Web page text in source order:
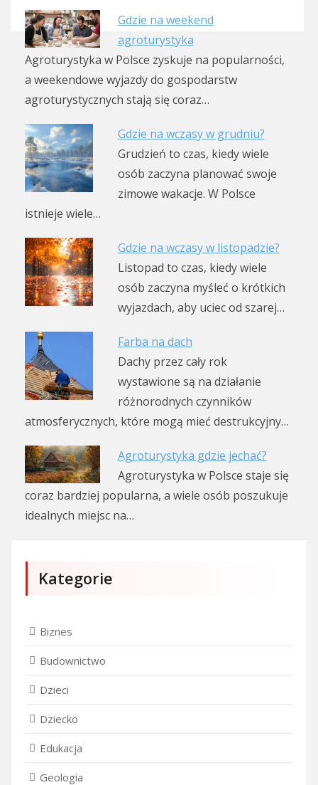
Gdzie na weekend
agroturystyka
Agroturystyka w Polsce zyskuje na popularności,
a weekendowe wyjazdy do gospodarstw
agroturystycznych stają się coraz…
Gdzie na wczasy w grudniu?
Grudzień to czas, kiedy wiele
osób zaczyna planować swoje
zimowe wakacje. W Polsce
istnieje wiele…
Gdzie na wczasy w listopadzie?
Listopad to czas, kiedy wiele
osób zaczyna myśleć o krótkich
wyjazdach, aby uciec od szarej…
Farba na dach
Dachy przez cały rok
wystawione są na działanie
różnorodnych czynników
atmosferycznych, które mogą mieć destrukcyjny…
Agroturystyka gdzie jechać?
Agroturystyka w Polsce staje się
coraz bardziej popularna, a wiele osób poszukuje
idealnych miejsc na…
Kategorie
Biznes
Budownictwo
Dzieci
Dziecko
Edukacja
Geologia